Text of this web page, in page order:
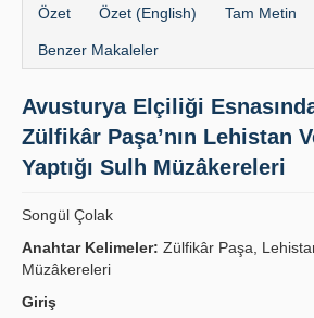
Dergi Kurulları
Yazım Kuralları
İlkeler
Kılavuzlar
Özet Özet (English) Tam Metin
Benzer Makaleler
Avusturya Elçiliği
Zülfikâr Paşa’nın Lehistan
Yaptığı Sulh Müzâkereleri
Songül Çolak
Anahtar Kelimeler: Zülfikâr Paşa,
Müzâkereleri
Giriş